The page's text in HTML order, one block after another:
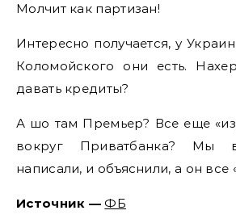
Молчит как партизан!
Интересно получается, у
Коломойского они есть.
давать кредиты?
А шо там Премьер? Все еще
вокруг Приватбанка? Мы
написали, и объяснили, а он все
Источник — ФБ